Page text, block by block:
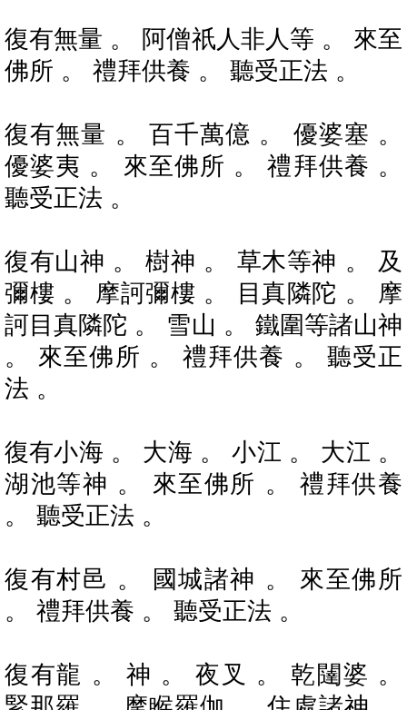
復有無量 。 阿僧祇人非人等 。 來至
佛所 。 禮拜供養 。 聽受正法 。
復有無量 。 百千萬億 。 優婆塞 。
優婆夷 。 來至佛所 。 禮拜供養 。
聽受正法 。
復有山神 。 樹神 。 草木等神 。 及
彌樓 。 摩訶彌樓 。 目真隣陀 。 摩
訶目真隣陀 。 雪山 。 鐵圍等諸山神
。 來至佛所 。 禮拜供養 。 聽受正
法 。
復有小海 。 大海 。 小江 。 大江 。
湖池等神 。 來至佛所 。 禮拜供養
。 聽受正法 。
復有村邑 。 國城諸神 。 來至佛所
。 禮拜供養 。 聽受正法 。
復有龍 。 神 。 夜叉 。 乾闥婆 。